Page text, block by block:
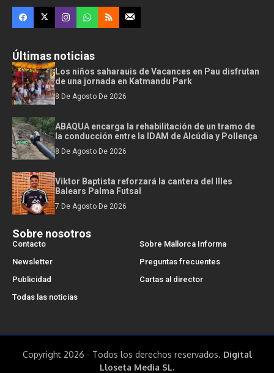
Últimas noticias
Los niños saharauis de Vacances en Pau disfrutan
de una jornada en Katmandu Park
8 De Agosto De 2026
ABAQUA encarga la rehabilitación de un tramo de
la conducción entre la IDAM de Alcúdia y Pollença
8 De Agosto De 2026
Viktor Baptista reforzará la cantera del Illes
Balears Palma Futsal
7 De Agosto De 2026
Sobre nosotros
Contacto
Sobre Mallorca Informa
Newsletter
Preguntas frecuentes
Publicidad
Cartas al director
Todas las noticias
Copyright 2026 - Todos los derechos reservados. Digital
Lloseta Media SL.